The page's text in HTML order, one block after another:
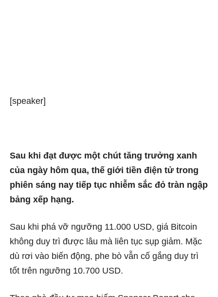
[speaker]
Sau khi đạt được một chút tăng trưởng xanh
của ngày hôm qua, thế giới tiền điện tử trong
phiên sáng nay tiếp tục nhiễm sắc đỏ tràn ngập
bảng xếp hạng.
Sau khi phá vỡ ngưỡng 11.000 USD, giá Bitcoin
không duy trì được lâu mà liên tục sụp giảm. Mặc
dù rơi vào biến động, phe bò vẫn cố gắng duy trì
tốt trên ngưỡng 10.700 USD.